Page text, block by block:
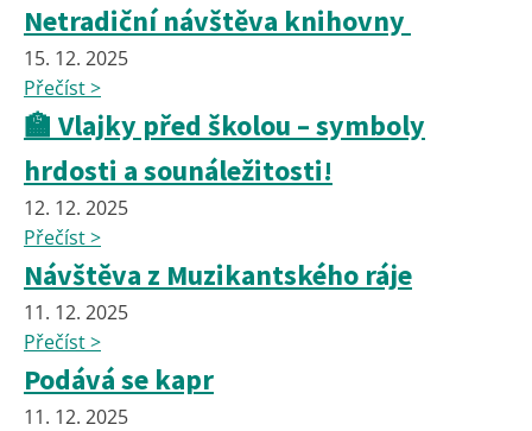
Netradiční návštěva knihovny
15. 12. 2025
Přečíst >
🏫 Vlajky před školou – symboly
hrdosti a sounáležitosti!
12. 12. 2025
Přečíst >
Návštěva z Muzikantského ráje
11. 12. 2025
Přečíst >
Podává se kapr
11. 12. 2025